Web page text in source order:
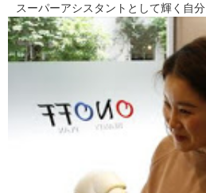
スーパーアシスタントとして輝く自分